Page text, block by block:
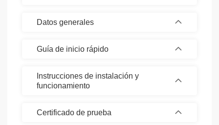
Datos generales
Guía de inicio rápido
Instrucciones de instalación y
funcionamiento
Certificado de prueba